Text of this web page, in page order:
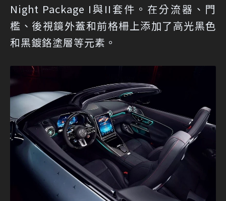
Night Package I與II套件。在分流器、門
檻、後視鏡外蓋和前格柵上添加了高光黑色
和黑鍍鉻塗層等元素。